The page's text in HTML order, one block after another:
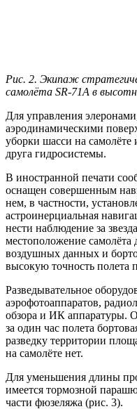
Рис. 2. Экипаж
самолёта SR-71A в
Для управления
аэродинамическими
уборки шасси на самолёте
друга гидросистемы.
В иностранной печати
оснащен совершенным
нем, в частности,
астроинерциальная
нести наблюдение за
местоположение самолёта
воздушных данных и
высокую точность полета
Разведывательное
аэрофотоаппаратов,
обзора и ИК аппаратуры.
за один час полета
разведку территории
на самолёте нет.
Для уменьшения длины
имеется тормозной
части фюзеляжа (рис. 3).